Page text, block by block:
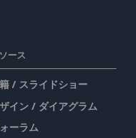
ース
/ スライドショー
イン / ダイアグラム
ーラム